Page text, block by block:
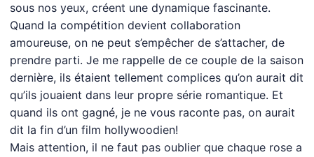
sous nos yeux, créent une dynamique fascinante.
Quand la compétition devient collaboration
amoureuse, on ne peut s’empêcher de s’attacher, de
prendre parti. Je me rappelle de ce couple de la saison
dernière, ils étaient tellement complices qu’on aurait dit
qu’ils jouaient dans leur propre série romantique. Et
quand ils ont gagné, je ne vous raconte pas, on aurait
dit la fin d’un film hollywoodien!
Mais attention, il ne faut pas oublier que chaque rose a